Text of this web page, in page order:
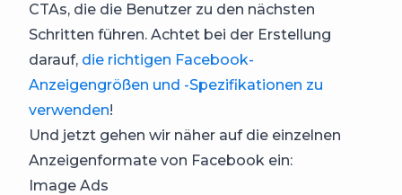
CTAs, die die Benutzer zu den nächsten
Schritten führen. Achtet bei der Erstellung
darauf, die richtigen Facebook-
Anzeigengrößen und -Spezifikationen zu
verwenden!
Und jetzt gehen wir näher auf die einzelnen
Anzeigenformate von Facebook ein:
Image Ads